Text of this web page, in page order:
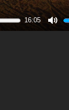
16:05
Mute